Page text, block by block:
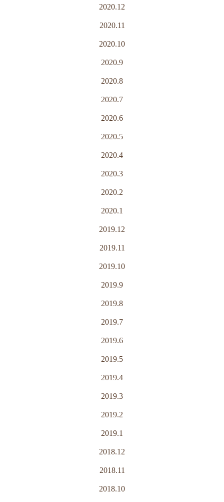
2020.12
2020.11
2020.10
2020.9
2020.8
2020.7
2020.6
2020.5
2020.4
2020.3
2020.2
2020.1
2019.12
2019.11
2019.10
2019.9
2019.8
2019.7
2019.6
2019.5
2019.4
2019.3
2019.2
2019.1
2018.12
2018.11
2018.10